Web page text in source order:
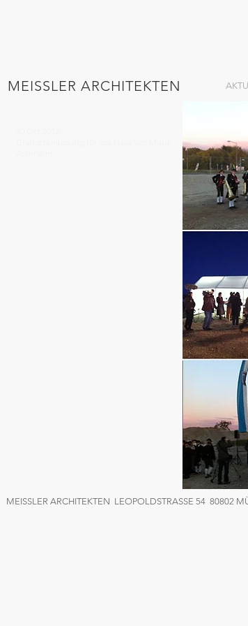
MEISSLER ARCHITEKTEN
MEISSLER ARCHITEKTEN LEOPOLDSTRASSE 54 80802